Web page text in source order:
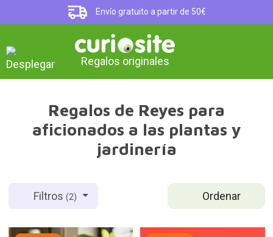
Envío gratuito a partir de 50€
Regalos originales
Regalos de Reyes para
aficionados a las plantas y
jardinería
Ordenar
Filtros(2)